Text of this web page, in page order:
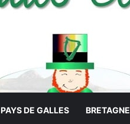
PAYS DE GALLES BRETAGNE